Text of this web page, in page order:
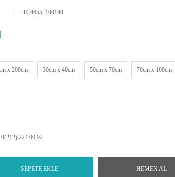
TC4655_100140
x 200cm 30cm x 40cm 50cm x 70cm 70cm x 100cm
224 00 92
SEPETE EKLE HEMEN AL